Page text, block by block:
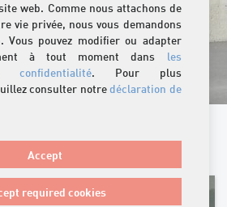
web. Comme nous attachons de
vie privée, nous vous demandons
Vous pouvez modifier ou adapter
à tout moment dans les
confidentialité. Pour plus
consulter notredéclaration de
Accept
required cookies